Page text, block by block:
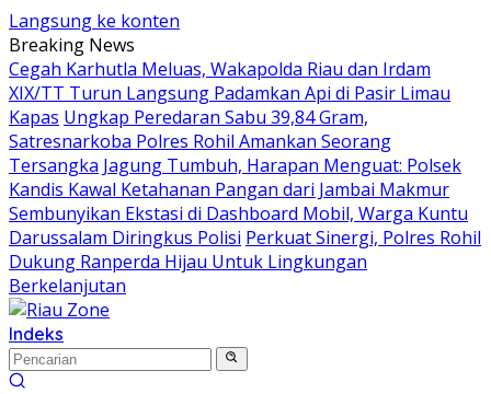
Langsung ke konten
Breaking News
Cegah Karhutla Meluas, Wakapolda Riau dan Irdam
XIX/TT Turun Langsung Padamkan Api di Pasir Limau
Kapas Ungkap Peredaran Sabu 39,84 Gram,
Satresnarkoba Polres Rohil Amankan Seorang
Tersangka Jagung Tumbuh, Harapan Menguat: Polsek
Kandis Kawal Ketahanan Pangan dari Jambai Makmur
Sembunyikan Ekstasi di Dashboard Mobil, Warga Kuntu
Darussalam Diringkus Polisi Perkuat Sinergi, Polres Rohil
Dukung Ranperda Hijau Untuk Lingkungan
Berkelanjutan
Indeks